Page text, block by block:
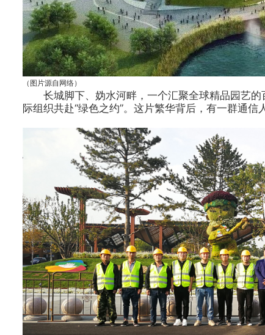
（图片源自网络）
长城脚下、妫水河畔，一个汇聚全球精品园艺
际组织共赴“绿色之约”。这片繁华背后，有一群通信